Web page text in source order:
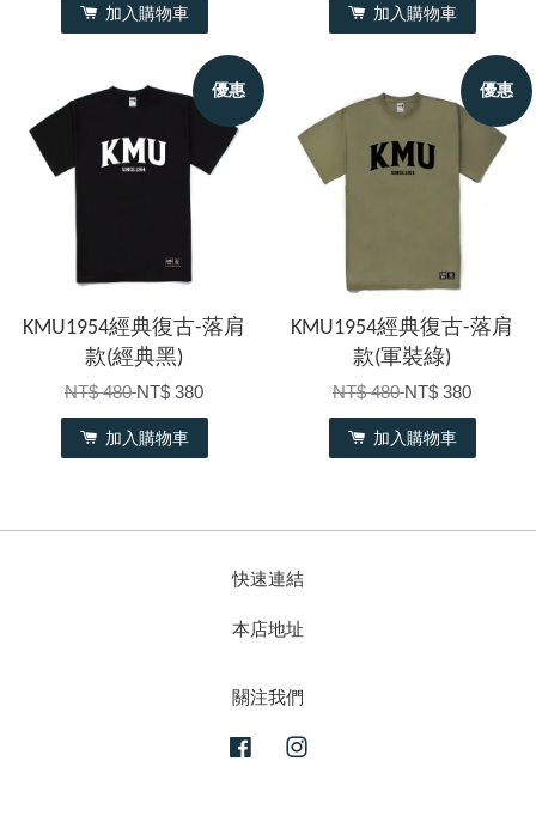
加入購物車 加入購物車
優惠
KMU1954經典復古-落肩
款(經典黑)
NT$ 480NT$ 380
加入購物車
優惠
KMU1954經典復古-落肩
款(軍裝綠)
NT$ 480NT$ 380
加入購物車
快速連結
本店地址
關注我們
Facebook